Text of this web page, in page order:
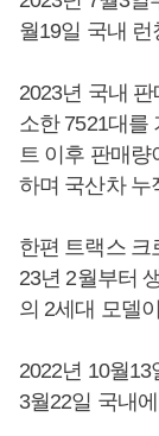
월19일 국내
2023년 국내
소한 7521대를
트 이후 판매량
하며 국산차 누
한편 트랙스 크
23년 2월부터
의 2세대 모델
2022년 10월
3월22일 국내